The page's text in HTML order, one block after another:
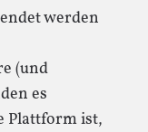
werden
(und
es
Plattform ist,